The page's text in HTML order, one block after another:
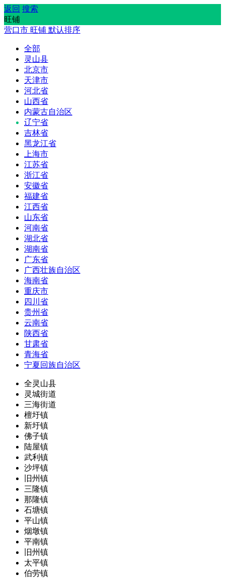
返回 搜索
旺铺
营口市 旺铺 默认排序
全部
灵山县
北京市
天津市
河北省
山西省
内蒙古自治区
辽宁省
吉林省
黑龙江省
上海市
江苏省
浙江省
安徽省
福建省
江西省
山东省
河南省
湖北省
湖南省
广东省
广西壮族自治区
海南省
重庆市
四川省
贵州省
云南省
陕西省
甘肃省
青海省
宁夏回族自治区
全灵山县
灵城街道
三海街道
檀圩镇
新圩镇
佛子镇
陆屋镇
武利镇
沙坪镇
旧州镇
三隆镇
那隆镇
石塘镇
平山镇
烟墩镇
平南镇
旧州镇
太平镇
伯劳镇